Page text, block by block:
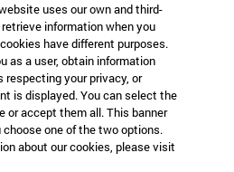
uses our own and third-
information when you
have different purposes.
as a user, obtain information
respecting your privacy, or
is displayed. You can select the
or accept them all. This banner
one of the two options.
about our cookies, please visit